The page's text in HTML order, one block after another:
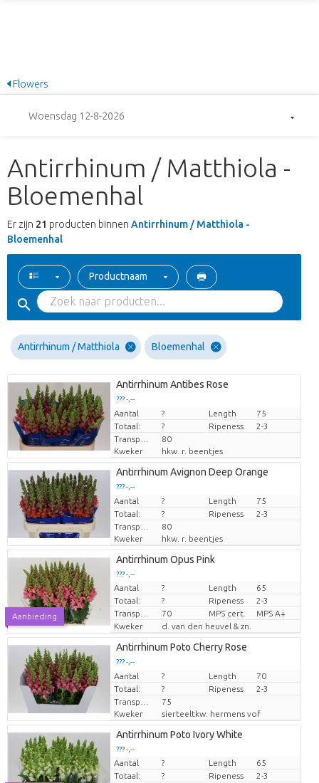
Flowers
Woensdag 12-8-2026
Antirrhinum / Matthiola -
Bloemenhal
Er zijn 21 producten binnen Antirrhinum / Matthiola -
Bloemenhal
Productnaam
Antirrhinum / Matthiola Bloemenhal
Antirrhinum Antibes Rose
??? -,--
Prijs per stuk
Aantal ? Length
75
Totaal:
? Ripeness
2-3
80
Kweker
hkw. r. beentjes
Antirrhinum Avignon Deep Orange
??? -,--
Prijs per stuk
Aantal ? Length
75
Totaal:
? Ripeness
2-3
80
Kweker
hkw. r. beentjes
Aanbieding
Antirrhinum Opus Pink
??? -,--
Prijs per stuk
Aantal ? Length
65
Totaal:
? Ripeness
2-3
70 MPS cert.
MPS A+
Kweker
d. van den heuvel & zn.
Antirrhinum Poto Cherry Rose
??? -,--
Prijs per stuk
Aantal ? Length
70
Totaal:
? Ripeness
2-3
75
Kweker
sierteeltkw. hermens vof
Antirrhinum Poto Ivory White
??? -,--
Prijs per stuk
Aantal ? Length
65
Totaal:
? Ripeness
2-3